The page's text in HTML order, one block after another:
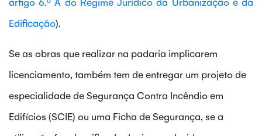
Edificação).
Se as obras que realizar na padaria implicarem
licenciamento, também tem de entregar um projeto de
especialidade de Segurança Contra Incêndio em
Edifícios (SCIE) ou uma Ficha de Segurança, se a